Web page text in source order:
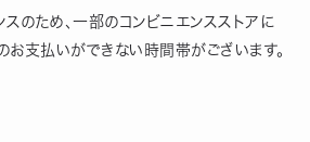
のため、一部のコンビニエンスストアに
お支払いができない時間帯がございます。